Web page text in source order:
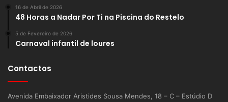
16 de Abril de 2026
48 Horas a Nadar Por Ti na Piscina do Restelo
5 de Fevereiro de 2026
Carnaval infantil de loures
Contactos
Avenida Embaixador Aristides Sousa Mendes, 18 – C – Estúdio D